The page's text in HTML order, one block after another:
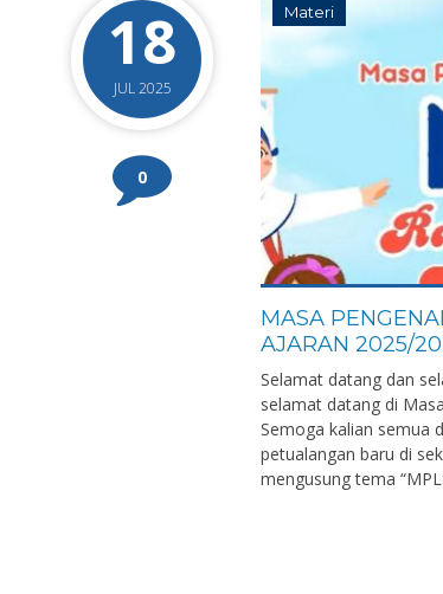
18
JUL 2025
0
Materi
MASA
AJARAN 2025/
Selamat datang dan
selamat datang di
Semoga kalian semua
petualangan baru di
mengusung tema